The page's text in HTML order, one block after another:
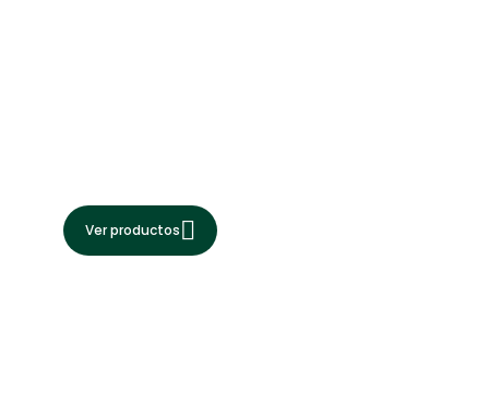
Ver productos